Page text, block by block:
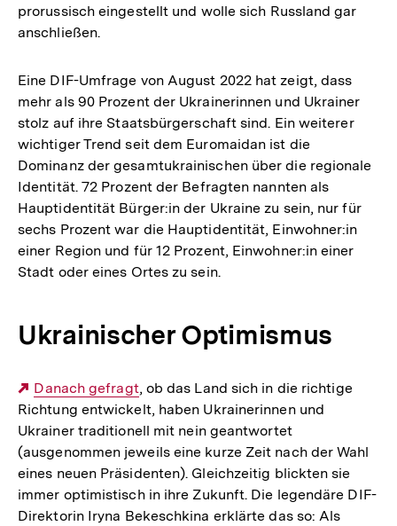
prorussisch eingestellt und wolle sich Russland gar
anschließen.
Eine DIF-Umfrage von August 2022 hat zeigt, dass
mehr als 90 Prozent der Ukrainerinnen und Ukrainer
stolz auf ihre Staatsbürgerschaft sind. Ein weiterer
wichtiger Trend seit dem Euromaidan ist die
Dominanz der gesamtukrainischen über die regionale
Identität. 72 Prozent der Befragten nannten als
Hauptidentität Bürger:in der Ukraine zu sein, nur für
sechs Prozent war die Hauptidentität, Einwohner:in
einer Region und für 12 Prozent, Einwohner:in einer
Stadt oder eines Ortes zu sein.
Ukrainischer Optimismus
Externer
Link:
Danach gefragt, ob das Land sich in die richtige
Richtung entwickelt, haben Ukrainerinnen und
Ukrainer traditionell mit nein geantwortet
(ausgenommen jeweils eine kurze Zeit nach der Wahl
eines neuen Präsidenten). Gleichzeitig blickten sie
immer optimistisch in ihre Zukunft. Die legendäre DIF-
Direktorin Iryna Bekeschkina erklärte das so: Als